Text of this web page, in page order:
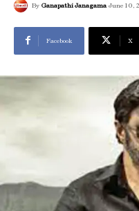
By Ganapathi Janagama June 10,
Facebook X